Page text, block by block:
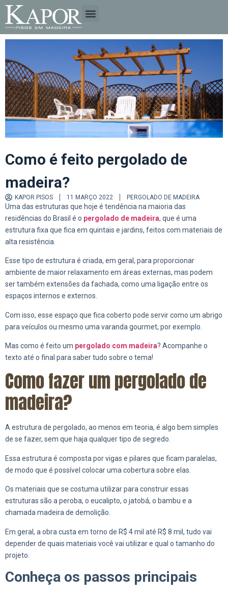
Como é feito pergolado de
madeira?
KAPOR PISOS 11 MARÇO 2022 PERGOLADO DE MADEIRA
Uma das estruturas que hoje é tendência na maioria das
residências do Brasil é o pergolado de madeira, que é uma
estrutura fixa que fica em quintais e jardins, feitos com materiais de
alta resistência.
Esse tipo de estrutura é criada, em geral, para proporcionar
ambiente de maior relaxamento em áreas externas, mas podem
ser também extensões da fachada, como uma ligação entre os
espaços internos e externos.
Com isso, esse espaço que fica coberto pode servir como um abrigo
para veículos ou mesmo uma varanda gourmet, por exemplo.
Mas como é feito um pergolado com madeira? Acompanhe o
texto até o final para saber tudo sobre o tema!
Como fazer um pergolado de
madeira?
A estrutura de pergolado, ao menos em teoria, é algo bem simples
de se fazer, sem que haja qualquer tipo de segredo.
Essa estrutura é composta por vigas e pilares que ficam paralelas,
de modo que é possível colocar uma cobertura sobre elas.
Os materiais que se costuma utilizar para construir essas
estruturas são a peroba, o eucalipto, o jatobá, o bambu e a
chamada madeira de demolição.
Em geral, a obra custa em torno de R$ 4 mil até R$ 8 mil, tudo vai
depender de quais materiais você vai utilizar e qual o tamanho do
projeto.
Conheça os passos principais